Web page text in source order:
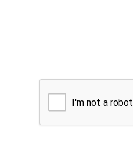
I'm not a robot